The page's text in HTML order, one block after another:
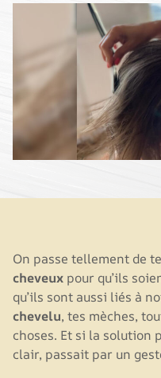
On passe tellement de
cheveux pour qu’ils
qu’ils sont aussi liés à
chevelu, tes mèches,
choses. Et si la solution
clair, passait par un